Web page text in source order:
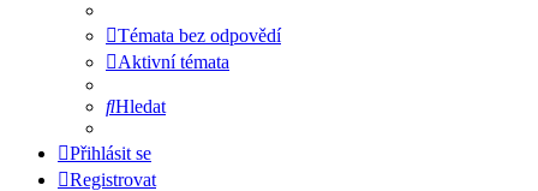
Témata bez odpovědí
Aktivní témata
Hledat
Přihlásit se
Registrovat